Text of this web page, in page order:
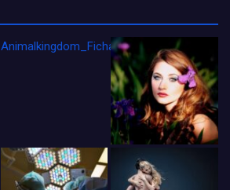
Animalkingdom_FichaCine